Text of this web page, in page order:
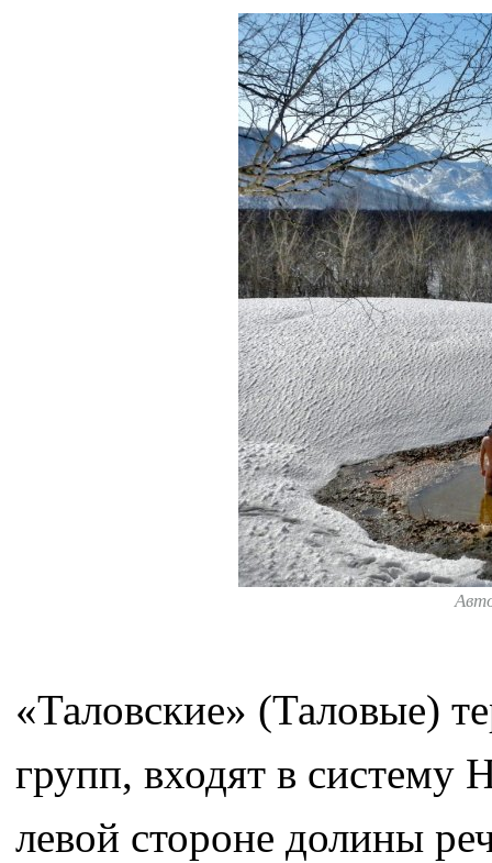
«Таловские» (Таловые)
групп, входят в систему
левой стороне долины